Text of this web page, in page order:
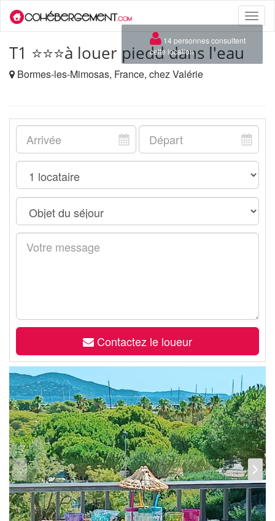
Toggle
T1 ⭐⭐⭐à louer piedd dans l'eau
Bormes-les-Mimosas, France, chez Valérie
Contactez le loueur
×
14 personnes consultent
cette location